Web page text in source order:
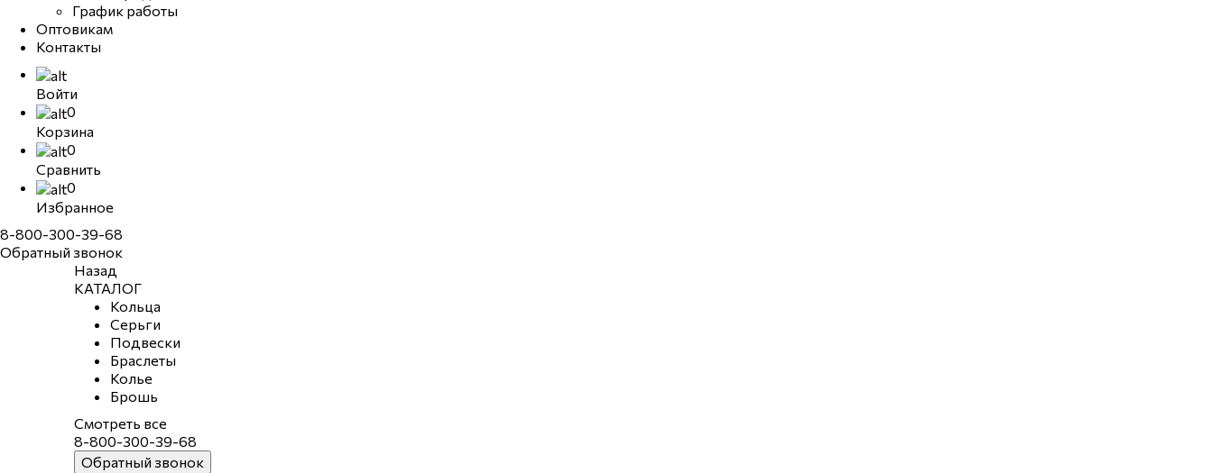
График работы
Оптовикам
Контакты
Войти
0
Корзина
0
Сравнить
0
Избранное
8-800-300-39-68
Обратный звонок
Назад
КАТАЛОГ
Кольца
Серьги
Подвески
Браслеты
Колье
Брошь
Смотреть все
8-800-300-39-68
Обратный звонок